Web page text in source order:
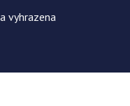
vyhrazena